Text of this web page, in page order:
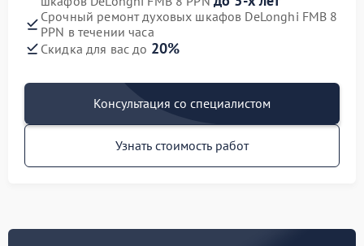
Срочный ремонт духовых шкафов DeLonghi FMB 8
PPN в течении часа
Скидка для вас до 20%
Консультация со специалистом
Узнать стоимость работ